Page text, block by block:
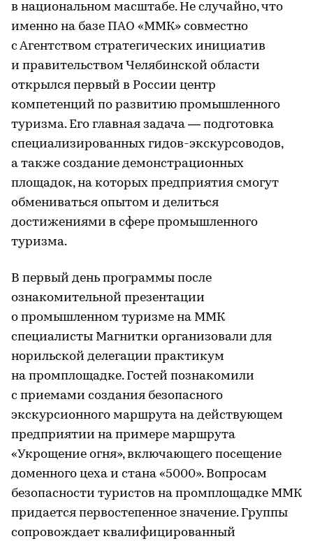
в национальном масштабе. Не случайно, что
именно на базе ПАО «ММК» совместно
с Агентством стратегических инициатив
и правительством Челябинской области
открылся первый в России центр
компетенций по развитию промышленного
туризма. Его главная задача — подготовка
специализированных гидов-экскурсоводов,
а также создание демонстрационных
площадок, на которых предприятия смогут
обмениваться опытом и делиться
достижениями в сфере промышленного
туризма.
В первый день программы после
ознакомительной презентации
о промышленном туризме на ММК
специалисты Магнитки организовали для
норильской делегации практикум
на промплощадке. Гостей познакомили
с приемами создания безопасного
экскурсионного маршрута на действующем
предприятии на примере маршрута
«Укрощение огня», включающего посещение
доменного цеха и стана «5000». Вопросам
безопасности туристов на промплощадке ММК
придается первостепенное значение. Группы
сопровождает квалифицированный